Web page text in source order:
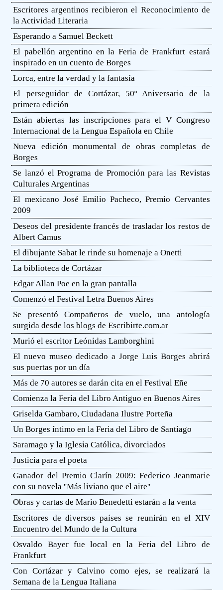
Escritores argentinos recibieron el Reconocimiento de
la Actividad Literaria
Esperando a Samuel Beckett
El pabellón argentino en la Feria de Frankfurt estará
inspirado en un cuento de Borges
Lorca, entre la verdad y la fantasía
El perseguidor de Cortázar, 50º Aniversario de la
primera edición
Están abiertas las inscripciones para el V Congreso
Internacional de la Lengua Española en Chile
Nueva edición monumental de obras completas de
Borges
Se lanzó el Programa de Promoción para las Revistas
Culturales Argentinas
El mexicano José Emilio Pacheco, Premio Cervantes
2009
Deseos del presidente francés de trasladar los restos de
Albert Camus
El dibujante Sabat le rinde su homenaje a Onetti
La biblioteca de Cortázar
Edgar Allan Poe en la gran pantalla
Comenzó el Festival Letra Buenos Aires
Se presentó Compañeros de vuelo, una antología
surgida desde los blogs de Escribirte.com.ar
Murió el escritor Leónidas Lamborghini
El nuevo museo dedicado a Jorge Luis Borges abrirá
sus puertas por un día
Más de 70 autores se darán cita en el Festival Eñe
Comienza la Feria del Libro Antiguo en Buenos Aires
Griselda Gambaro, Ciudadana Ilustre Porteña
Un Borges íntimo en la Feria del Libro de Santiago
Saramago y la Iglesia Católica, divorciados
Justicia para el poeta
Ganador del Premio Clarín 2009: Federico Jeanmarie
con su novela ''Más liviano que el aire''
Obras y cartas de Mario Benedetti estarán a la venta
Escritores de diversos países se reunirán en el XIV
Encuentro del Mundo de la Cultura
Osvaldo Bayer fue local en la Feria del Libro de
Frankfurt
Con Cortázar y Calvino como ejes, se realizará la
Semana de la Lengua Italiana